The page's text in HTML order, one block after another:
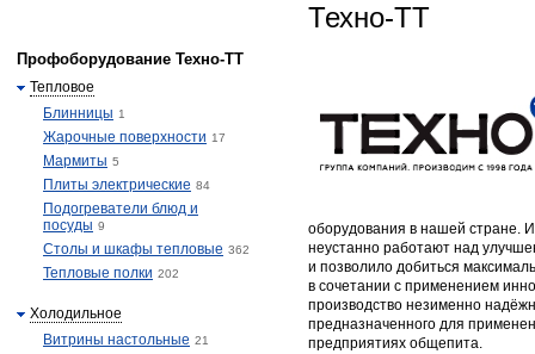
Техно-ТТ
оборудования в нашей стране.
неустанно работают над
и позволило добиться
в сочетании с применением
производство незименно
предназначенного для
предприятиях общепита.
Профоборудование Техно-ТТ
Тепловое
Блинницы 1
Жарочные поверхности 17
Мармиты 5
Плиты электрические 84
Подогреватели блюд и
посуды 9
Столы и шкафы тепловые 362
Тепловые полки 202
Холодильное
Витрины настольные 21